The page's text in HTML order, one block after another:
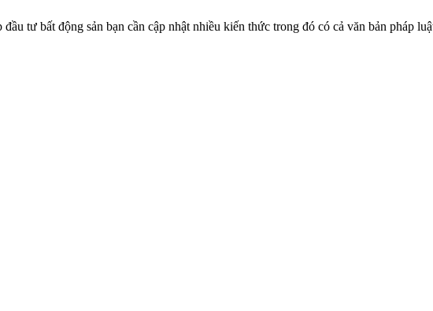
tư bất động sản bạn cần cập nhật nhiều kiến thức trong đó có cả văn bản pháp